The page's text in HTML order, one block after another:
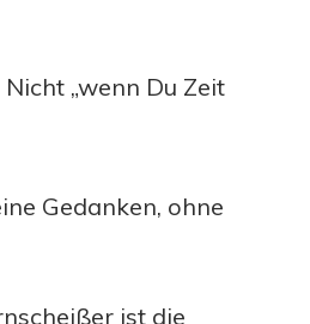
„wenn Du Zeit
Gedanken, ohne
ist die